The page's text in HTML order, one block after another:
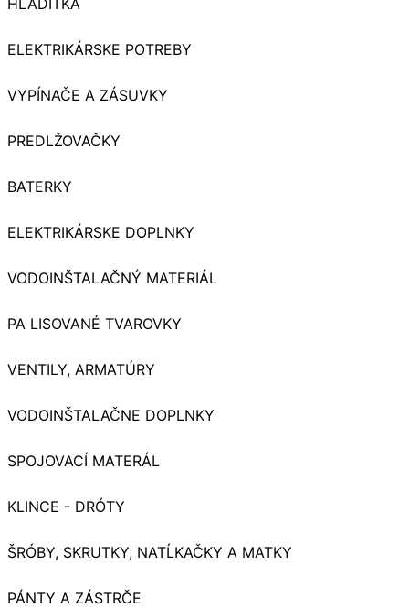
ELEKTRIKÁRSKE POTREBY
VYPÍNAČE A ZÁSUVKY
PREDLŽOVAČKY
BATERKY
ELEKTRIKÁRSKE DOPLNKY
VODOINŠTALAČNÝ MATERIÁL
PA LISOVANÉ TVAROVKY
VENTILY, ARMATÚRY
VODOINŠTALAČNE DOPLNKY
SPOJOVACÍ MATERÁL
KLINCE - DRÓTY
ŠRÓBY, SKRUTKY, NATĹKAČKY A MATKY
PÁNTY A ZÁSTRČE